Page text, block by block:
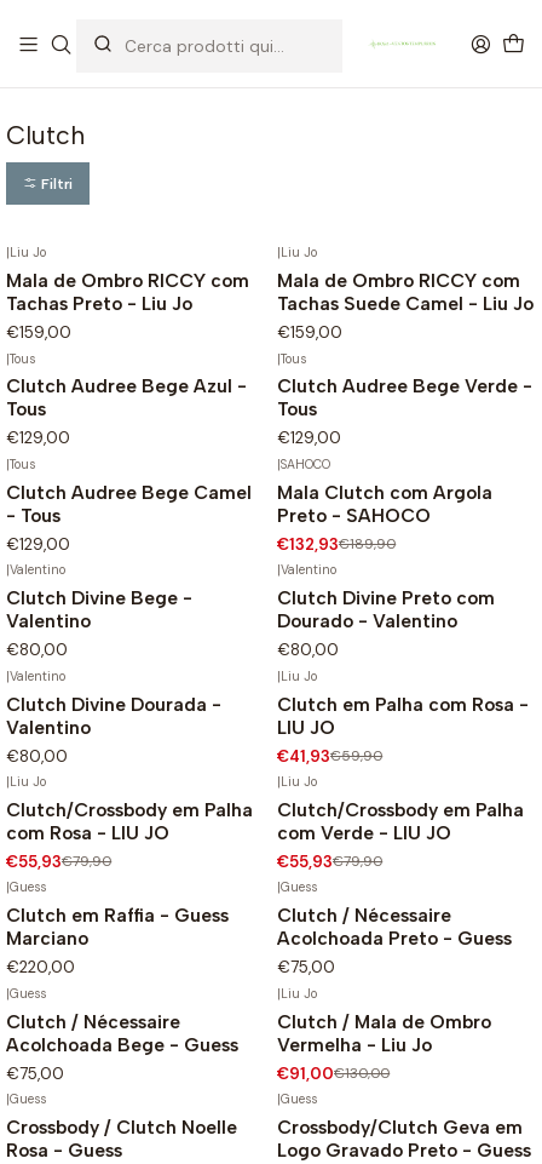
OFERTA DE PORTES DE ENVIO em compras para Portugal superiores a
80€ de artigos sem promoção
Clutch
Filtri
Liu Jo
Mala de Ombro RICCY com
Tachas Preto - Liu Jo
€159,00
Liu Jo
Mala de Ombro RICCY com
Tachas Suede Camel - Liu Jo
€159,00
|Tous
Clutch Audree Bege Azul -
Tous
€129,00
|Tous
Clutch Audree Bege Verde -
Tous
€129,00
|Tous
Clutch Audree Bege Camel
- Tous
€129,00
-30%
|SAHOCO
Mala Clutch com Argola
Preto - SAHOCO
€132,93€189,90
|Valentino
Clutch Divine Bege -
Valentino
€80,00
|Valentino
Clutch Divine Preto com
Dourado - Valentino
€80,00
|Valentino
Clutch Divine Dourada -
Valentino
€80,00
-30%
|Liu Jo
Clutch em Palha com Rosa -
LIU JO
€41,93€59,90
-30%
|Liu Jo
Clutch/Crossbody em Palha
com Rosa - LIU JO
€55,93€79,90
-30%
|Liu Jo
Clutch/Crossbody em Palha
com Verde - LIU JO
€55,93€79,90
|Guess
Clutch em Raffia - Guess
Marciano
€220,00
|Guess
Clutch / Nécessaire
Acolchoada Preto - Guess
€75,00
|Guess
Clutch / Nécessaire
Acolchoada Bege - Guess
€75,00
-30%
|Liu Jo
Clutch / Mala de Ombro
Vermelha - Liu Jo
€91,00€130,00
|Guess
Crossbody / Clutch Noelle
Rosa - Guess
|Guess
Crossbody/Clutch Geva em
Logo Gravado Preto - Guess